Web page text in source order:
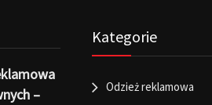
–
Kategorie
Odzież reklamowa